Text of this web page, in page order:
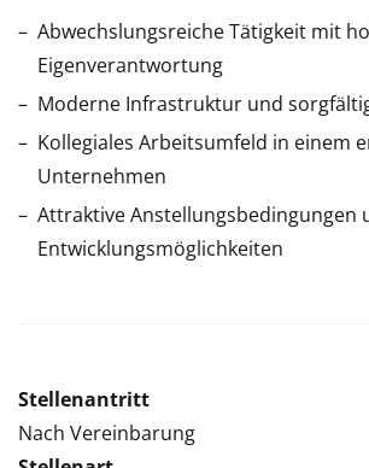
Abwechslungsreiche Tätigkeit mit
Eigenverantwortung
Moderne Infrastruktur und
Kollegiales Arbeitsumfeld in einem
Unternehmen
Attraktive Anstellungsbedingungen
Entwicklungsmöglichkeiten
Stellenantritt
Nach Vereinbarung